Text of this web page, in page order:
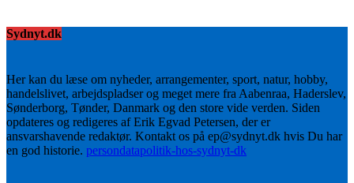
Sydnyt.dk
Her kan du læse om nyheder, arrangementer, sport, natur, hobby,
handelslivet, arbejdspladser og meget mere fra Aabenraa, Haderslev,
Sønderborg, Tønder, Danmark og den store vide verden. Siden
opdateres og redigeres af Erik Egvad Petersen, der er
ansvarshavende redaktør. Kontakt os på ep@sydnyt.dk hvis Du har
en god historie. persondatapolitik-hos-sydnyt-dk